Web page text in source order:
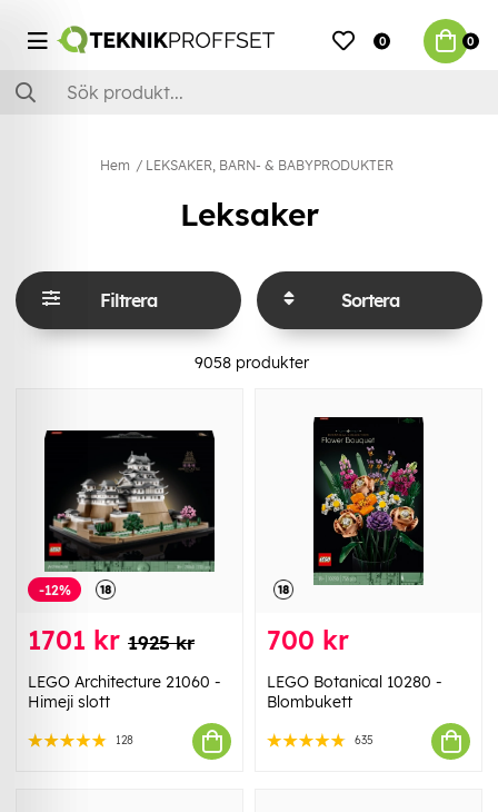
0 0
Hem LEKSAKER, BARN- & BABYPRODUKTER
Leksaker
Filtrera Sortera
9058produkter
-12%
1701 kr 1925 kr
LEGO Architecture 21060 -
Himeji slott
128
700 kr
LEGO Botanical 10280 -
Blombukett
635